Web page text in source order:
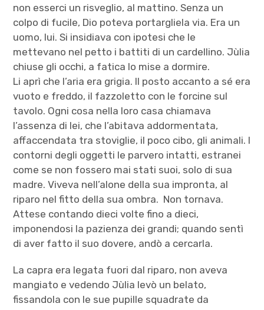
non esserci un risveglio, al mattino. Senza un
colpo di fucile, Dio poteva portargliela via. Era un
uomo, lui. Si insidiava con ipotesi che le
mettevano nel petto i battiti di un cardellino. Jùlia
chiuse gli occhi, a fatica lo mise a dormire.
Li aprì che l’aria era grigia. Il posto accanto a sé era
vuoto e freddo, il fazzoletto con le forcine sul
tavolo. Ogni cosa nella loro casa chiamava
l’assenza di lei, che l’abitava addormentata,
affaccendata tra stoviglie, il poco cibo, gli animali. I
contorni degli oggetti le parvero intatti, estranei
come se non fossero mai stati suoi, solo di sua
madre. Viveva nell’alone della sua impronta, al
riparo nel fitto della sua ombra. Non tornava.
Attese contando dieci volte fino a dieci,
imponendosi la pazienza dei grandi; quando sentì
di aver fatto il suo dovere, andò a cercarla.
La capra era legata fuori dal riparo, non aveva
mangiato e vedendo Jùlia levò un belato,
fissandola con le sue pupille squadrate da